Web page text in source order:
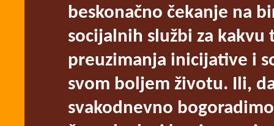
beskonačno čekanje na
socijalnih službi za
preuzimanja inicijative i
svom boljem životu. Ili,
svakodnevno